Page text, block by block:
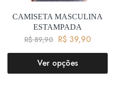
CAMISETA MASCULINA
ESTAMPADA
R$89,90 R$ 39,90
Ver opções